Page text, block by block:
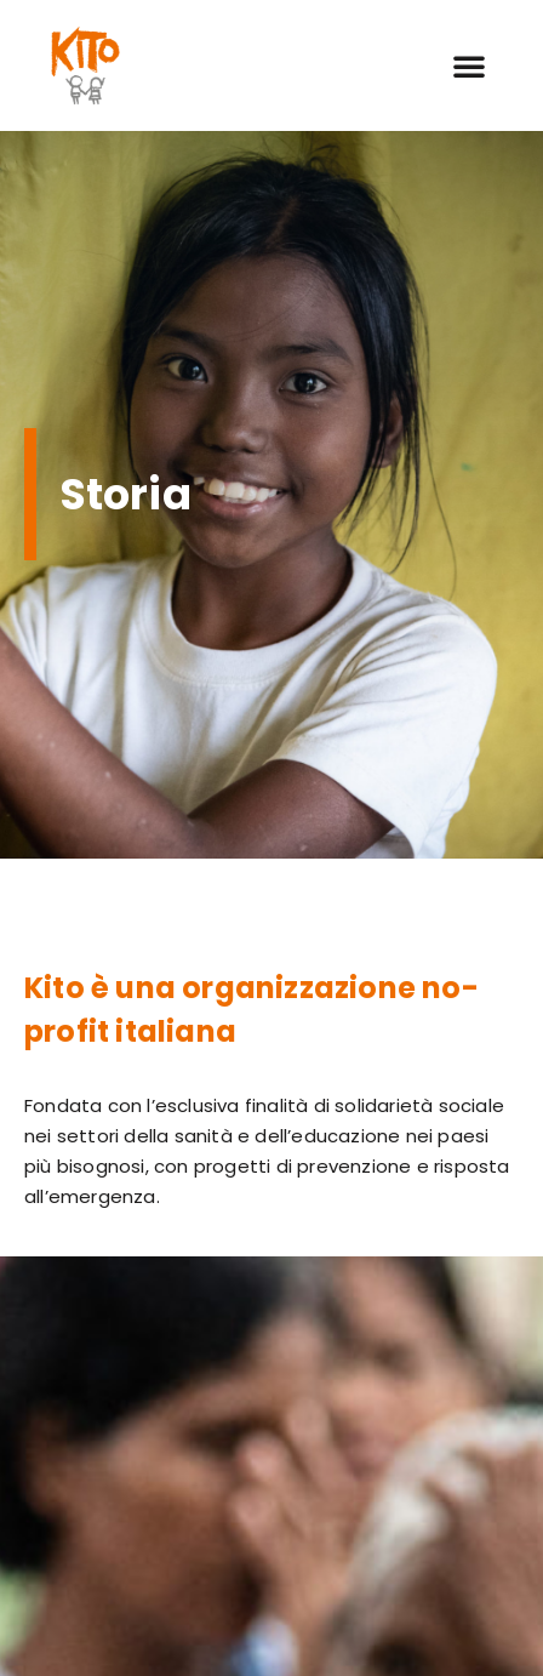
Storia
Kito è una organizzazione no-
profit italiana
Fondata con l’esclusiva finalità di solidarietà sociale
nei settori della sanità e dell’educazione nei paesi
più bisognosi, con progetti di prevenzione e risposta
all’emergenza.